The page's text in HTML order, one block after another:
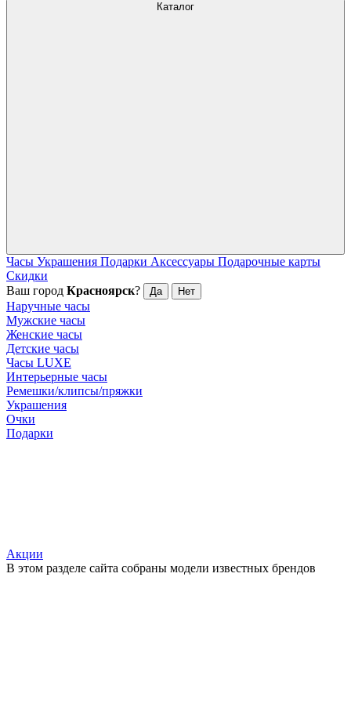
Каталог
Часы Украшения Подарки Аксессуары Подарочные карты
Скидки
Ваш город Красноярск? Да Нет
Наручные часы
Мужские часы
Женские часы
Детские часы
Часы LUXE
Интерьерные часы
Ремешки/клипсы/пряжки
Украшения
Очки
Подарки
Акции
В этом разделе сайта собраны модели известных брендов